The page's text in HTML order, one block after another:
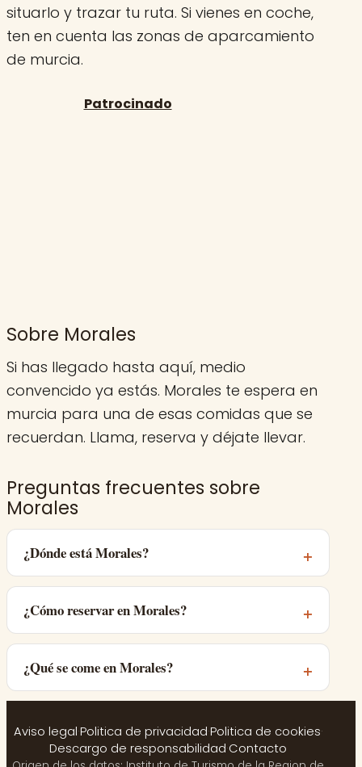
situarlo y trazar tu ruta. Si vienes en coche,
ten en cuenta las zonas de aparcamiento
de murcia.
Sobre Morales
Si has llegado hasta aquí, medio
convencido ya estás. Morales te espera en
murcia para una de esas comidas que se
recuerdan. Llama, reserva y déjate llevar.
Preguntas frecuentes sobre
Morales
¿Dónde está Morales?
¿Cómo reservar en Morales?
¿Qué se come en Morales?
Aviso legal·Politica de privacidad·Politica de cookies·
Descargo de responsabilidad·Contacto